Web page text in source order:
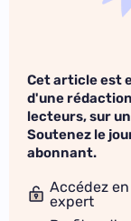
Cet article est
d'une
lecteurs, sur
Soutenez le
abonnant.
Accédez
expert